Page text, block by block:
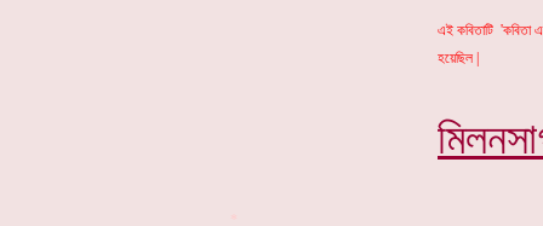
এই কবিতাটি 'কবিতা
হয়েছিল |